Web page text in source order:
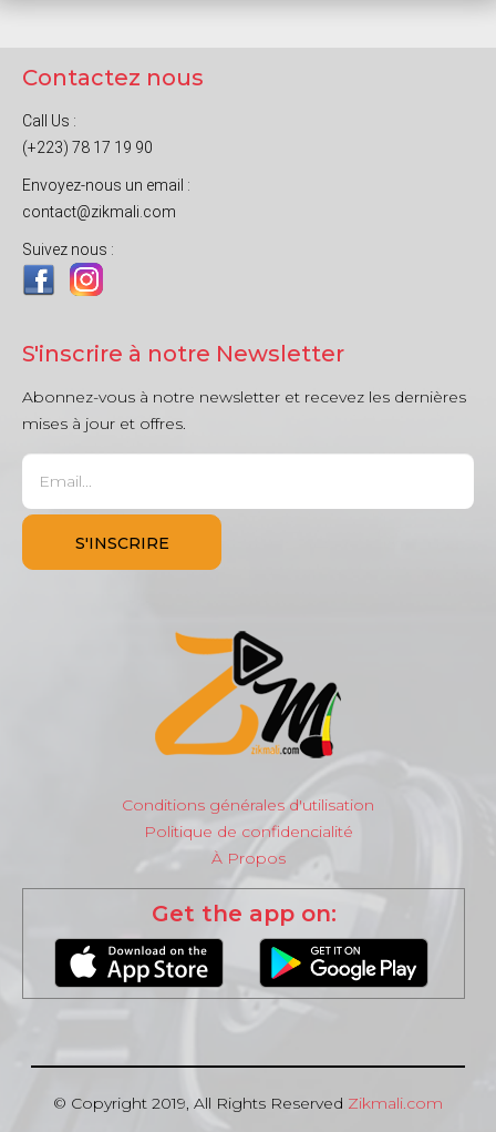
Contactez nous
Call Us :
(+223) 78 17 19 90
Envoyez-nous un email :
contact@zikmali.com
Suivez nous :
S'inscrire à notre Newsletter
Abonnez-vous à notre newsletter et recevez les dernières
mises à jour et offres.
Conditions générales d'utilisation
Politique de confidencialité
À Propos
Get the app on:
© Copyright 2019, All Rights Reserved Zikmali.com